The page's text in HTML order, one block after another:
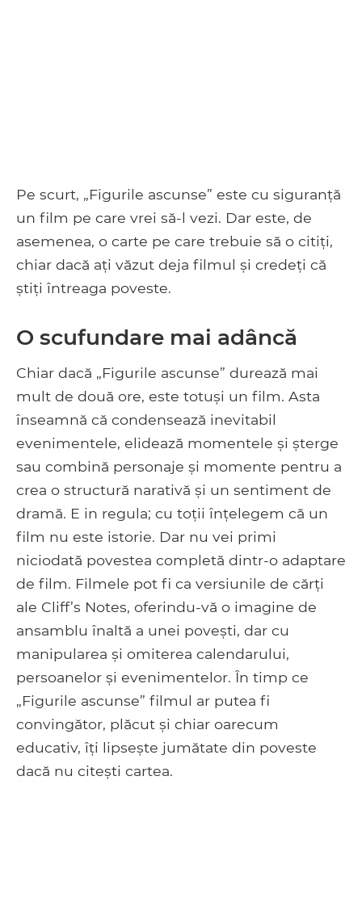
Pe scurt, „Figurile ascunse” este cu siguranță
un film pe care vrei să-l vezi. Dar este, de
asemenea, o carte pe care trebuie să o citiți,
chiar dacă ați văzut deja filmul și credeți că
știți întreaga poveste.
O scufundare mai adâncă
Chiar dacă „Figurile ascunse” durează mai
mult de două ore, este totuși un film. Asta
înseamnă că condensează inevitabil
evenimentele, elidează momentele și șterge
sau combină personaje și momente pentru a
crea o structură narativă și un sentiment de
dramă. E in regula; cu toții înțelegem că un
film nu este istorie. Dar nu vei primi
niciodată povestea completă dintr-o adaptare
de film. Filmele pot fi ca versiunile de cărți
ale Cliff’s Notes, oferindu-vă o imagine de
ansamblu înaltă a unei povești, dar cu
manipularea și omiterea calendarului,
persoanelor și evenimentelor. În timp ce
„Figurile ascunse” filmul ar putea fi
convingător, plăcut și chiar oarecum
educativ, îți lipsește jumătate din poveste
dacă nu citești cartea.